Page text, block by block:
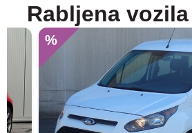
Rabljena
%